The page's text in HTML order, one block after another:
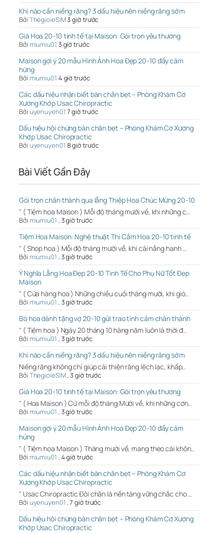
Khi nào cần niềng răng? 3 dấu hiệu nên niềng răng sớm
Bởi ThegioieSIM3 giờ trước
Giá Hoa 20-10 tinh tế tại Maison: Gói trọn yêu thương
Bởi miumiu01 3 giờ trước
Maison gợi ý 20 mẫu Hình Ảnh Hoa Đẹp 20-10 đầy cảm
hứng
Bởi miumiu01 4 giờ trước
Các dấu hiệu nhận biết bàn chân bẹt – Phòng Khám Cơ
Xương Khớp Usac Chiropractic
Bởi uyenuyen01 7 giờ trước
Dấu hiệu hội chứng bàn chân bẹt – Phòng Khám Cơ Xương
Khớp Usac Chiropractic
Bởi uyenuyen01 8 giờ trước
Bài Viết Gần Đây
Gói trọn chân thành qua lẵng Thiệp Hoa Chúc Mừng 20-10
" ( Tiệm hoa Maison ) Mỗi độ tháng mười về, khi những c…
Bởi miumiu01 , 3 giờ trước
Tiệm Hoa Maison: Nghệ thuật Thi Cắm Hoa 20-10 tinh tế
" ( Shop hoa ) Mỗi độ tháng mười về, khi cái nắng hanh …
Bởi miumiu01 , 3 giờ trước
Ý Nghĩa Lẵng Hoa Đẹp 20-10 Tinh Tế Cho Phụ Nữ Tốt Đẹp
Maison
" ( Cửa hàng hoa ) Những chiều cuối tháng mười, khi gió…
Bởi miumiu01 , 3 giờ trước
Bó hoa dành tặng vợ 20-10 gửi trao tình cảm chân thành
" ( Tiệm hoa ) Ngày 20 tháng 10 hàng năm luôn là thời đ…
Bởi miumiu01 , 3 giờ trước
Khi nào cần niềng răng? 3 dấu hiệu nên niềng răng sớm
Niềng răng không chỉ giúp cải thiện răng lệch lạc, khấp…
Bởi ThegioieSIM,3 giờ trước
Giá Hoa 20-10 tinh tế tại Maison: Gói trọn yêu thương
" ( Hoa Maison ) Cứ mỗi độ tháng Mười về, khi những cơn…
Bởi miumiu01 , 3 giờ trước
Maison gợi ý 20 mẫu Hình Ảnh Hoa Đẹp 20-10 đầy cảm
hứng
" ( Tiệm hoa Maison ) Tháng mười về, mang theo cái khôn…
Bởi miumiu01 , 4 giờ trước
Các dấu hiệu nhận biết bàn chân bẹt – Phòng Khám Cơ
Xương Khớp Usac Chiropractic
" Usac Chiropractic Đôi chân là nền tảng vững chắc cho …
Bởi uyenuyen01 ,7 giờ trước
Dấu hiệu hội chứng bàn chân bẹt – Phòng Khám Cơ Xương
Khớp Usac Chiropractic